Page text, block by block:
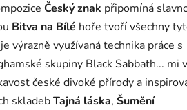
Český znak připomíná
Bitva na Bílé hoře tvoří všechny
výrazně využívaná technika práce s
skupiny Black Sabbath... mi
české divoké přírody a
skladebTajná láska, Šumění